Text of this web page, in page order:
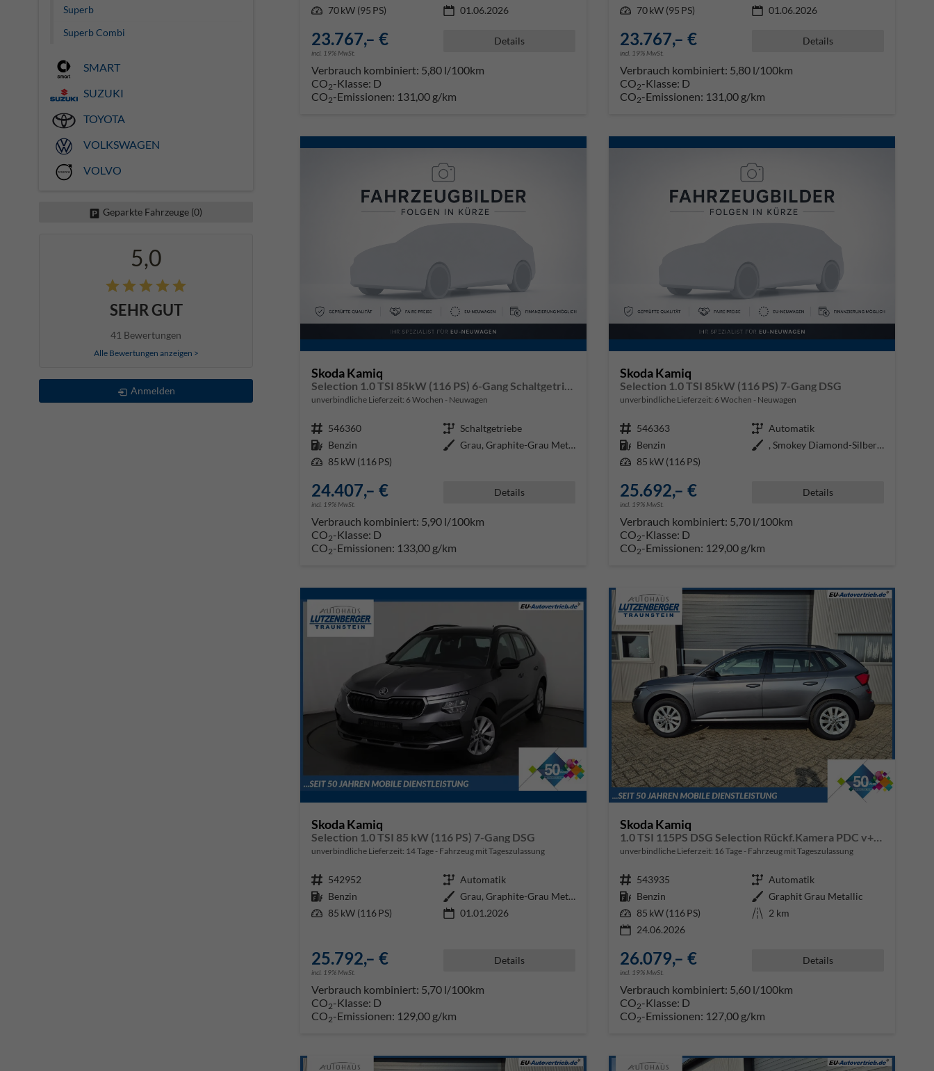
Leistung 70 kW (95 PS) 01.06.2026
23.767,– €
incl. 19% MwSt.
Details
Verbrauch kombiniert: 5,80 l/100km
CO2-Klasse: D
CO2-Emissionen: 131,00 g/km
Leistung 70 kW (95 PS) 01.06.2026
23.767,– €
incl. 19% MwSt.
Details
Verbrauch kombiniert: 5,80 l/100km
CO2-Klasse: D
CO2-Emissionen: 131,00 g/km
Skoda Kamiq
Selection 1.0 TSI 85kW (116 PS) 6-Gang Schaltgetriebe
unverbindliche Lieferzeit: 6 Wochen Neuwagen
Fahrzeugnr. 546360 Getriebe Schaltgetriebe
Kraftstoff Benzin Außenfarbe
Grau, Graphite-Grau Metallic (5X
Leistung 85 kW (116 PS)
24.407,– €
incl. 19% MwSt.
Details
Verbrauch kombiniert: 5,90 l/100km
CO2-Klasse: D
CO2-Emissionen: 133,00 g/km
Skoda Kamiq
Selection 1.0 TSI 85kW (116 PS) 7-Gang DSG
unverbindliche Lieferzeit: 6 Wochen Neuwagen
Fahrzeugnr. 546363 Getriebe Automatik
Kraftstoff Benzin Außenfarbe
, Smokey Diamond-Silber Metallic
Leistung 85 kW (116 PS)
25.692,– €
incl. 19% MwSt.
Details
Verbrauch kombiniert: 5,70 l/100km
CO2-Klasse: D
CO2-Emissionen: 129,00 g/km
Skoda Kamiq
Selection 1.0 TSI 85 kW (116 PS) 7-Gang DSG
unverbindliche Lieferzeit: 14 Tage Fahrzeug mit Tageszulassung
Fahrzeugnr. 542952 Getriebe Automatik
Kraftstoff Benzin Außenfarbe
Grau, Graphite-Grau Metallic (5X
Leistung 85 kW (116 PS) 01.01.2026
25.792,– €
incl. 19% MwSt.
Details
Verbrauch kombiniert: 5,70 l/100km
CO2-Klasse: D
CO2-Emissionen: 129,00 g/km
Skoda Kamiq
1.0 TSI 115PS DSG Selection Rückf.Kamera PDC v+h Sitzheizung Klimaautomatik Skoda-Radio Apple CarPlay + Android Auto Tempomat Garantieverlängerung 16"LM
unverbindliche Lieferzeit: 16 Tage Fahrzeug mit Tageszulassung
Fahrzeugnr. 543935 Getriebe Automatik
Kraftstoff Benzin Außenfarbe Graphit Grau Metallic
Leistung 85 kW (116 PS) Kilometerstand 2 km
24.06.2026
26.079,– €
incl. 19% MwSt.
Details
Verbrauch kombiniert: 5,60 l/100km
CO2-Klasse: D
CO2-Emissionen: 127,00 g/km
Superb
Superb Combi
SMART
SUZUKI
TOYOTA
VOLKSWAGEN
VOLVO
Geparkte Fahrzeuge (0)
5,0
SEHR GUT
41 Bewertungen
Alle Bewertungen anzeigen >
Anmelden